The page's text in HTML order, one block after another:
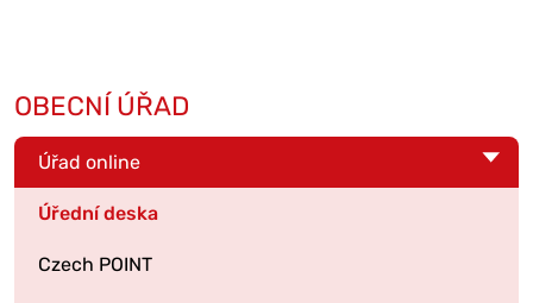
OBECNÍ ÚŘAD
Úřad online
Úřední deska
Czech POINT